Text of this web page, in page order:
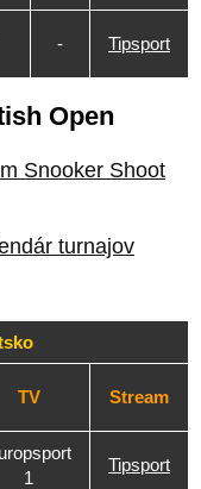
- Tipsport
Open
Snooker Shoot
turnajov
TV Stream
1
Tipsport